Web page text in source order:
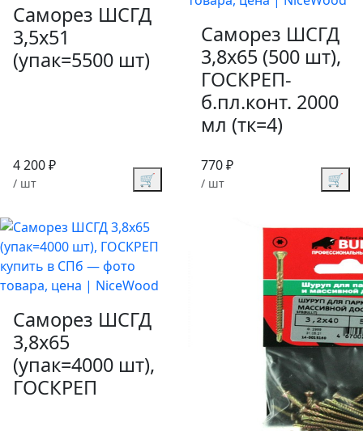
Саморез ШСГД
3,5х51
(упак=5500 шт)
4 200 ₽
/ шт 🛒
Саморез ШСГД
3,8х65 (500 шт),
ГОСКРЕП-
б.пл.конт. 2000
мл (тк=4)
770 ₽
/ шт 🛒
Саморез ШСГД
3,8х65
(упак=4000 шт),
ГОСКРЕП